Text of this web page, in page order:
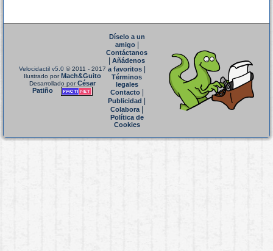
Velocidactil v5.0 © 2011 - 2017
Ilustrado porMach&Guito
Desarrollado porCésar
Patiño
Díselo a un
amigo|
Contáctanos
Añádenos
a favoritos
Términos
legales
Contacto|
Publicidad
Colabora|
Política de
Cookies